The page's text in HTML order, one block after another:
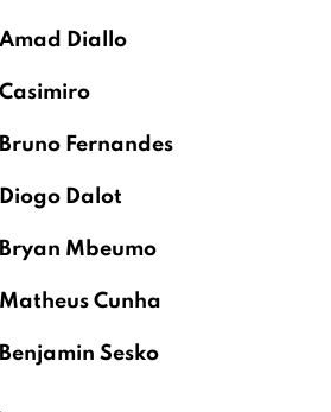
Amad Diallo
Casimiro
Bruno Fernandes
Diogo Dalot
Bryan Mbeumo
Matheus Cunha
Benjamin Sesko